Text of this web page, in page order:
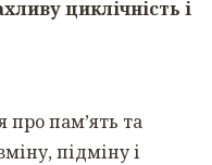
циклічність і
про памʼять та
підміну і